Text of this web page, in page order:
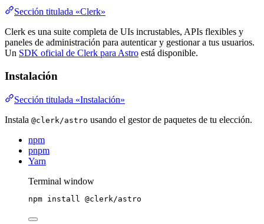
Sección titulada «Clerk»
Clerk es una suite completa de UIs incrustables, APIs flexibles y
paneles de administración para autenticar y gestionar a tus usuarios.
Un SDK oficial de Clerk para Astro está disponible.
Instalación
Sección titulada «Instalación»
Instala @clerk/astro usando el gestor de paquetes de tu elección.
npm
pnpm
Yarn
Terminal window
npm install @clerk/astro